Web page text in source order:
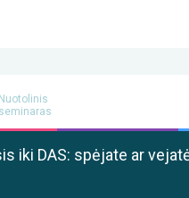
Nuotolinis
seminaras
iki DAS: spėjate ar